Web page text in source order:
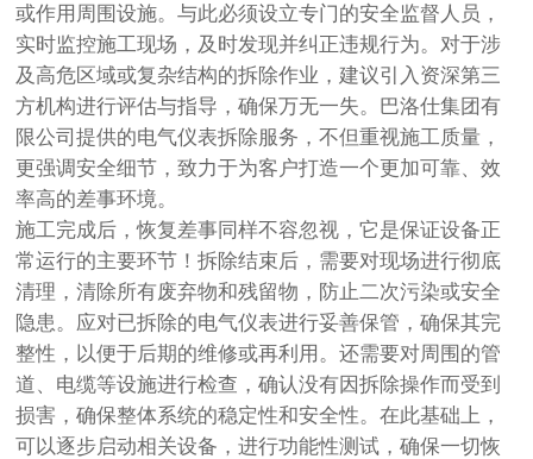
或作用周围设施。与此必须设立专门的安全监督人员，
实时监控施工现场，及时发现并纠正违规行为。对于涉
及高危区域或复杂结构的拆除作业，建议引入资深第三
方机构进行评估与指导，确保万无一失。巴洛仕集团有
限公司提供的电气仪表拆除服务，不但重视施工质量，
更强调安全细节，致力于为客户打造一个更加可靠、效
率高的差事环境。
施工完成后，恢复差事同样不容忽视，它是保证设备正
常运行的主要环节！拆除结束后，需要对现场进行彻底
清理，清除所有废弃物和残留物，防止二次污染或安全
隐患。应对已拆除的电气仪表进行妥善保管，确保其完
整性，以便于后期的维修或再利用。还需要对周围的管
道、电缆等设施进行检查，确认没有因拆除操作而受到
损害，确保整体系统的稳定性和安全性。在此基础上，
可以逐步启动相关设备，进行功能性测试，确保一切恢